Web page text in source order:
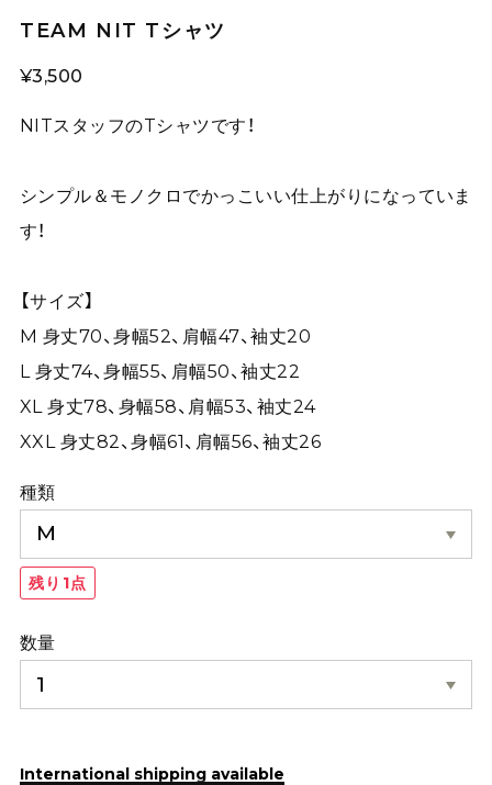
TEAM NIT Tシャツ
¥3,500
NITスタッフのTシャツです！
シンプル＆モノクロでかっこいい仕上がりになっていま
す！
【サイズ】
M 身丈70、身幅52、肩幅47、袖丈20
L 身丈74、身幅55、肩幅50、袖丈22
XL 身丈78、身幅58、肩幅53、袖丈24
XXL 身丈82、身幅61、肩幅56、袖丈26
種類
残り1点
数量
International shipping available